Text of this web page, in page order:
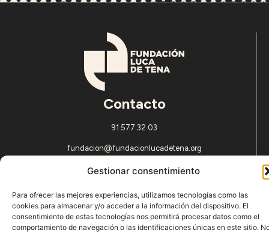
Gestionar consentimiento
Para ofrecer las mejores experiencias, utilizamos tecnologías como las
cookies para almacenar y/o acceder a la información del dispositivo. El
consentimiento de estas tecnologías nos permitirá procesar datos como el
comportamiento de navegación o las identificaciones únicas en este sitio.
Contacto
91 577 32 03
fundacion@fundacionlucadetena.org
SÍGUENOS
© Fundación Luca de Tena C/Padilla, 6 – 28006 Madrid
Aviso Legal
Política de Privacidad Política de cookies (UE)